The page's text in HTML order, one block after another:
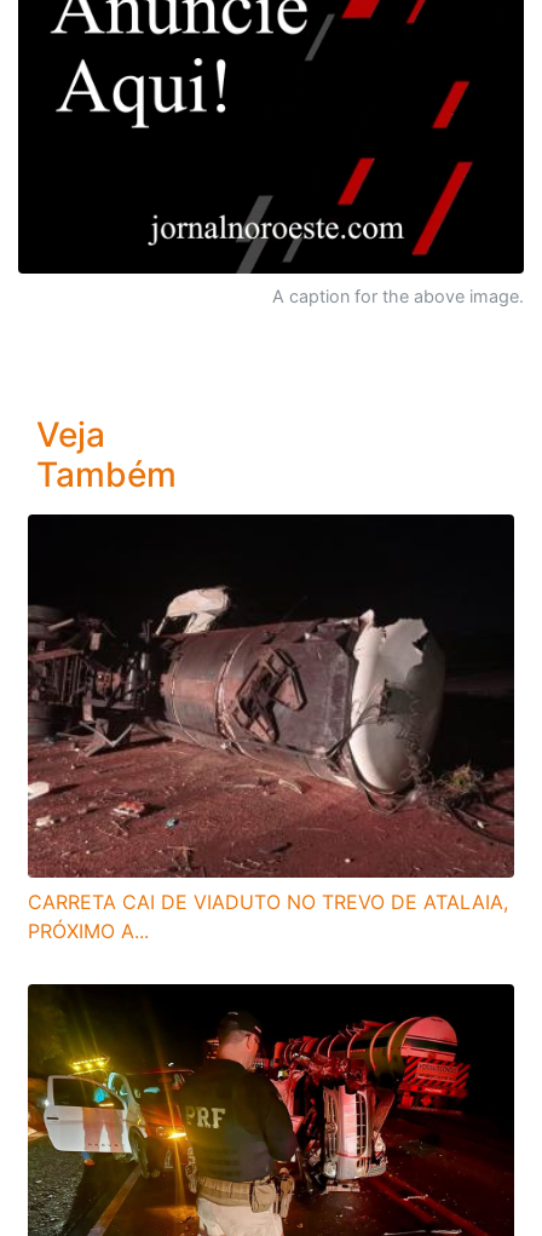
A caption for the above image.
Veja
Também
CARRETA CAI DE VIADUTO NO TREVO DE ATALAIA,
PRÓXIMO A...